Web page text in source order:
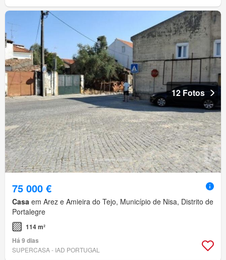
12 Fotos
75 000 €
Casa em Arez e Amieira do Tejo, Município de Nisa, Distrito de
Portalegre
114 m²
Há 9 dias
SUPERCASA - IAD PORTUGAL